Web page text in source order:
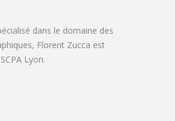
dans le domaine des
Florent Zucca est
Lyon.